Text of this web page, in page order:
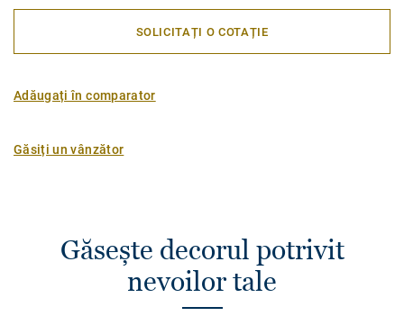
SOLICITAȚI O COTAȚIE
Adăugați în comparator
Găsiți un vânzător
Găsește decorul potrivit
nevoilor tale